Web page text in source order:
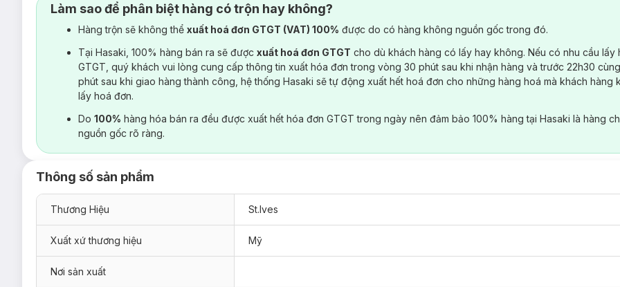
Làm sao để phân biệt hàng có trộn hay không?
Hàng trộn sẽ không thể xuất hoá đơn GTGT (VAT) 100% được do có hàng không nguồn gốc trong đó.
Tại Hasaki, 100% hàng bán ra sẽ được xuất hoá đơn GTGT cho dù khách hàng có lấy hay không. Nếu có nhu cầu lấy
GTGT, quý khách vui lòng cung cấp thông tin xuất hóa đơn trong vòng 30 phút sau khi nhận hàng và trước 22h30
phút sau khi giao hàng thành công, hệ thống Hasaki sẽ tự động xuất hết hoá đơn cho những hàng hoá mà khách hàng
lấy hoá đơn.
Do 100% hàng hóa bán ra đều được xuất hết hóa đơn GTGT trong ngày nên đảm bảo 100% hàng tại Hasaki là hàng
nguồn gốc rõ ràng.
Thông số sản phẩm
Thương Hiệu St.Ives
Xuất xứ thương hiệu Mỹ
Nơi sản xuất